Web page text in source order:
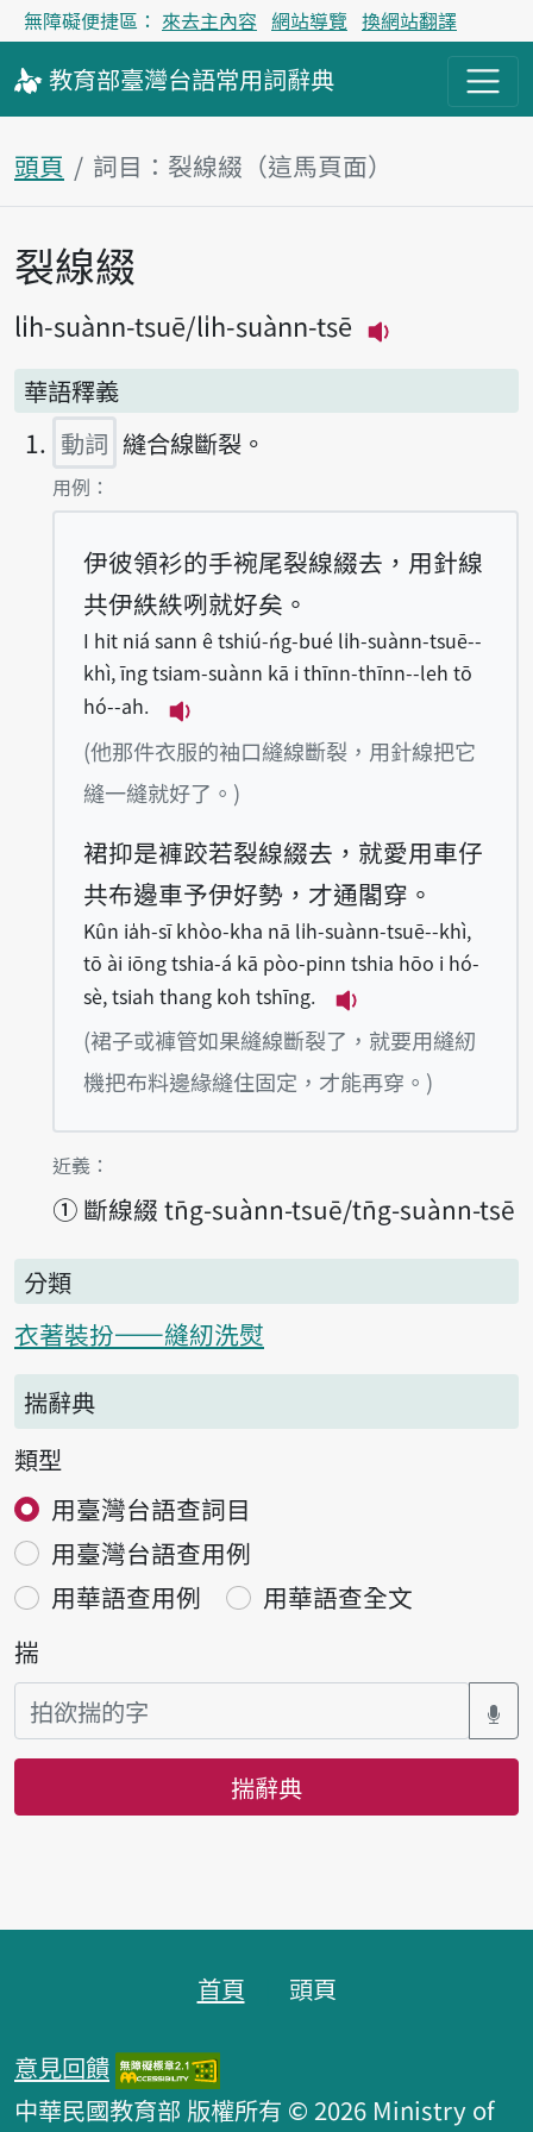
無障礙便捷區： 來去主內容 網站導覽 換網站翻譯
教育部臺灣台語常用詞辭典
頭頁 詞目：裂線綴（這馬頁面）
主內容區
裂線綴
li̍h-suànn-tsuē li̍h-suànn-tsē
華語釋義
動詞 縫合線斷裂。
第1項釋義的
用例：
伊彼領衫的手䘼尾裂線綴去，用針線
共伊紩紩咧就好矣。
I hit niá sann ê tshiú-ńg-bué li̍h-suànn-tsuē--
khì, īng tsiam-suànn kā i thīnn-thīnn--leh tō
hó--ah.
播放例句I hit niá sann ê tshiú-
(他那件衣服的袖口縫線斷裂，用針線把它
縫一縫就好了。)
裙抑是褲跤若裂線綴去，就愛用車仔
共布邊車予伊好勢，才通閣穿。
Kûn ia̍h-sī khòo-kha nā li̍h-suànn-tsuē--khì,
tō ài iōng tshia-á kā pòo-pinn tshia hōo i hó-
sè, tsiah thang koh tshīng.
播放例句Kûn
(裙子或褲管如果縫線斷裂了，就要用縫紉
機把布料邊緣縫住固定，才能再穿。)
第1項釋義的
近義：
① 斷線綴 tn̄g-suànn-tsuē/tn̄g-suànn-tsē
分類
衣著裝扮——縫紉洗熨
揣辭典
類型
用臺灣台語查詞目
用臺灣台語查用例
用華語查用例
用華語查全文
揣
揣辭典
首頁 頭頁
意見回饋
中華民國教育部 版權所有 © 2026 Ministry of